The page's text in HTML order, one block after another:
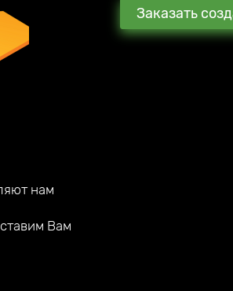
Заказать
нам
Вам